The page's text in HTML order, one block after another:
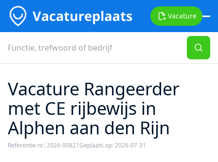
Vacature
Vacature Rangeerder
met CE rijbewijs in
Alphen aan den Rijn
Referentie nr.: 2026-00821Geplaats op: 2026-07-31